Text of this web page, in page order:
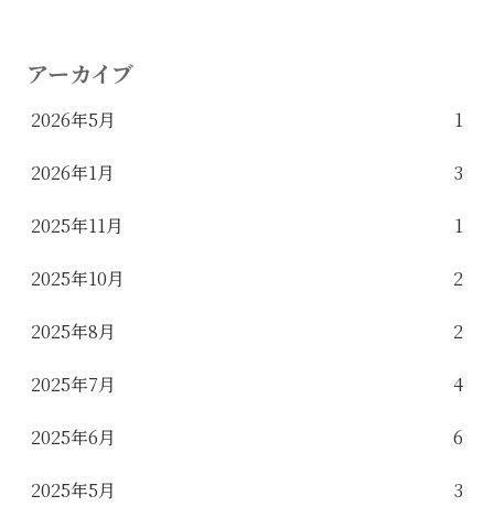
アーカイブ
2026年5月 1
2026年1月 3
2025年11月 1
2025年10月 2
2025年8月 2
2025年7月 4
2025年6月 6
2025年5月 3